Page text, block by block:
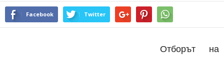
Facebook Twitter
Отборът на